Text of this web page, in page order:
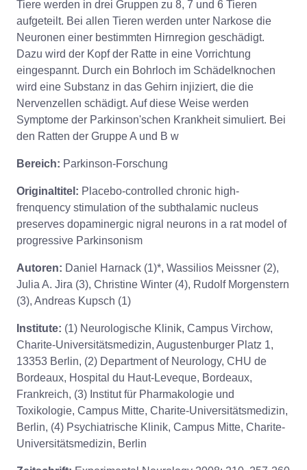
Tiere werden in drei Gruppen zu 8, 7 und 6 Tieren
aufgeteilt. Bei allen Tieren werden unter Narkose die
Neuronen einer bestimmten Hirnregion geschädigt.
Dazu wird der Kopf der Ratte in eine Vorrichtung
eingespannt. Durch ein Bohrloch im Schädelknochen
wird eine Substanz in das Gehirn injiziert, die die
Nervenzellen schädigt. Auf diese Weise werden
Symptome der Parkinson'schen Krankheit simuliert. Bei
den Ratten der Gruppe A und B w
Bereich: Parkinson-Forschung
Originaltitel: Placebo-controlled chronic high-
frenquency stimulation of the subthalamic nucleus
preserves dopaminergic nigral neurons in a rat model of
progressive Parkinsonism
Autoren: Daniel Harnack (1)*, Wassilios Meissner (2),
Julia A. Jira (3), Christine Winter (4), Rudolf Morgenstern
(3), Andreas Kupsch (1)
Institute: (1) Neurologische Klinik, Campus Virchow,
Charite-Universitätsmedizin, Augustenburger Platz 1,
13353 Berlin, (2) Department of Neurology, CHU de
Bordeaux, Hospital du Haut-Leveque, Bordeaux,
Frankreich, (3) Institut für Pharmakologie und
Toxikologie, Campus Mitte, Charite-Universitätsmedizin,
Berlin, (4) Psychiatrische Klinik, Campus Mitte, Charite-
Universitätsmedizin, Berlin